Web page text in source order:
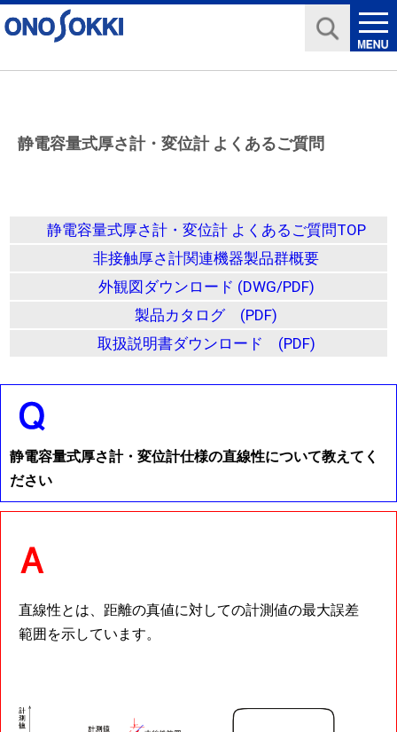
静電容量式厚さ計・変位計 よくあるご質問
静電容量式厚さ計・変位計 よくあるご質問TOP
非接触厚さ計関連機器製品群概要
外観図ダウンロード (DWG/PDF)
製品カタログ (PDF)
取扱説明書ダウンロード (PDF)
静電容量式厚さ計・変位計仕様の直線性について教えてく
ださい
直線性とは、距離の真値に対しての計測値の最大誤差
範囲を示しています。